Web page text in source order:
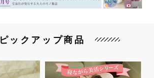
ピックアップ商品